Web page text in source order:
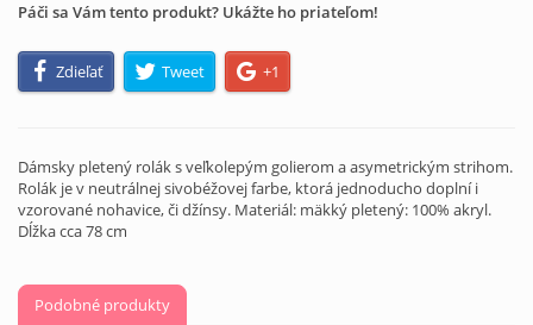
Páči sa Vám tento produkt? Ukážte ho priateľom!
Zdieľať Tweet +1
Dámsky pletený rolák s veľkolepým golierom a asymetrickým strihom.
Rolák je v neutrálnej sivobéžovej farbe, ktorá jednoducho doplní i
vzorované nohavice, či džínsy. Materiál: mäkký pletený: 100% akryl.
Dĺžka cca 78 cm
Podobné produkty